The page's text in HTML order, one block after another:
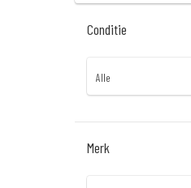
Conditie
Merk